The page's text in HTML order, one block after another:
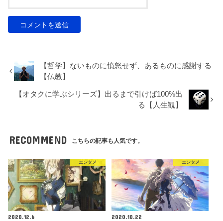
【哲学】ないものに憤怒せず、あるものに感謝する
【仏教】
【オタクに学ぶシリーズ】出るまで引けば100%出
る【人生観】
RECOMMEND こちらの記事も人気です。
エンタメ
2020.12.6
エンタメ
2020.10.22